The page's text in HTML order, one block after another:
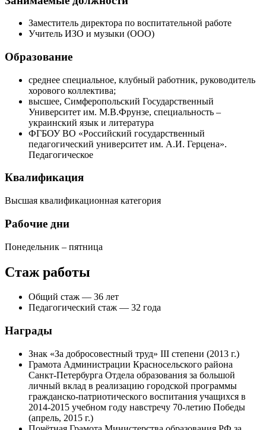
Заместитель директора по воспитательной работе
Учитель ИЗО и музыки (ООО)
Образование
среднее специальное, клубный работник, руководитель
хорового коллектива;
высшее, Симферопольский Государственный
Университет им. М.В.Фрунзе, специальность –
украинский язык и литература
ФГБОУ ВО «Российский государственный
педагогический университет им. А.И. Герцена».
Педагогическое
Квалификация
Высшая квалификационная категория
Рабочие дни
Понедельник – пятница
Стаж работы
Общий стаж — 36 лет
Педагогический стаж — 32 года
Награды
Знак «За добросовестный труд» III степени (2013 г.)
Грамота Администрации Красносельского района
Санкт-Петербурга Отдела образования за большой
личный вклад в реализацию городской программы
гражданско-патриотического воспитания учащихся в
2014-2015 учебном году навстречу 70-летию Победы
(апрель, 2015 г.)